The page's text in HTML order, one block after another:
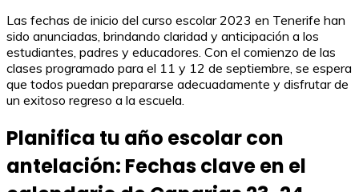
Las fechas de inicio del curso escolar 2023 en Tenerife han
sido anunciadas, brindando claridad y anticipación a los
estudiantes, padres y educadores. Con el comienzo de las
clases programado para el 11 y 12 de septiembre, se espera
que todos puedan prepararse adecuadamente y disfrutar de
un exitoso regreso a la escuela.
Planifica tu año escolar con
antelación: Fechas clave en el